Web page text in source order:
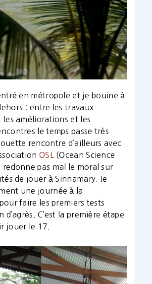
en métropole et je bouine à
: entre les travaux
les améliorations et les
le temps passe très
rencontre d’ailleurs avec
OSL (Ocean Science
redonne pas mal le moral sur
de jouer à Sinnamary. Je
une journée à la
faire les premiers tests
d’agrès. C’est la première étape
jouer le 17.